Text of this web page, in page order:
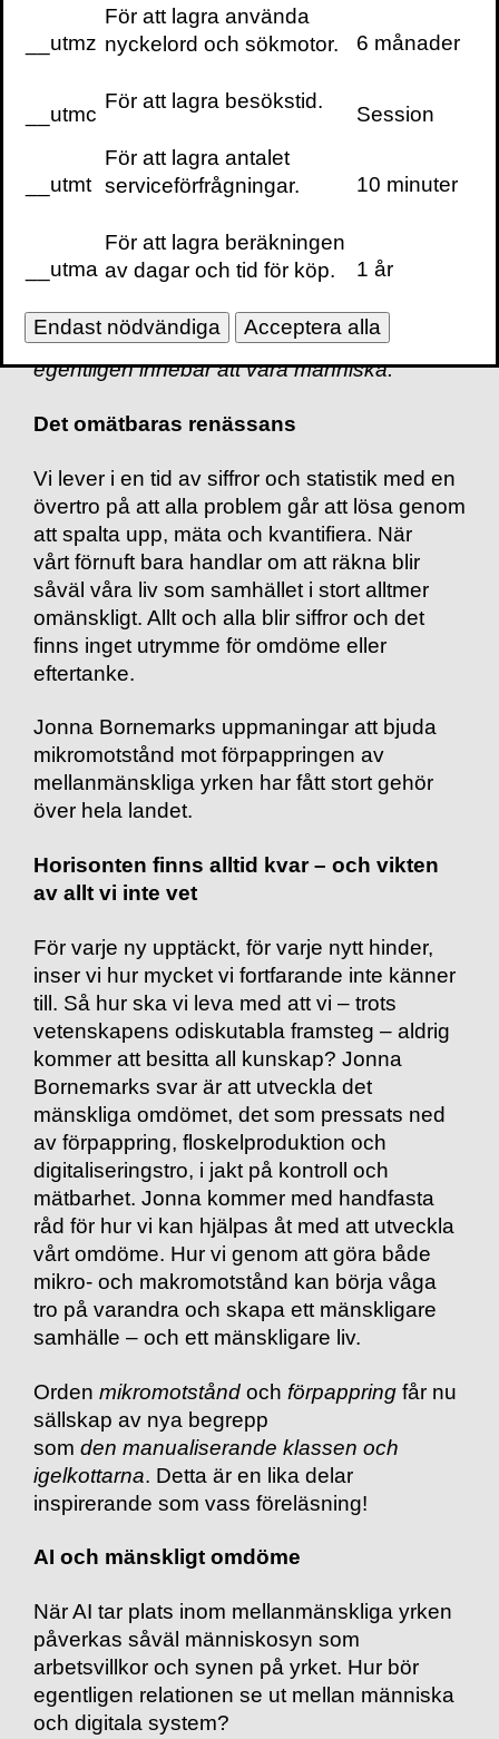
Boka Jonna Bornemarks föreläsningar
Föreläsningar
Vissa upprepar vad andra har sagt och tänkt,
andra formulerar helt nya tankar. Jonna
Bornemark tillhör de senare. Hennes skarpa
formuleringar har gett vår samtid en ny
vokabulär med ord som förpappring,
mikromotstånd, etisk stress och
livsdränering. Hon riktar vår blick mot vad det
egentligen innebär att vara människa.
Det omätbaras renässans
Vi lever i en tid av siffror och statistik med en
övertro på att alla problem går att lösa genom
att spalta upp, mäta och kvantifiera. När
vårt förnuft bara handlar om att räkna blir
såväl våra liv som samhället i stort alltmer
omänskligt. Allt och alla blir siffror och det
finns inget utrymme för omdöme eller
eftertanke.
Jonna Bornemarks uppmaningar att bjuda
mikromotstånd mot förpappringen av
mellanmänskliga yrken har fått stort gehör
över hela landet.
Horisonten finns alltid kvar – och vikten
av allt vi inte vet
För varje ny upptäckt, för varje nytt hinder,
inser vi hur mycket vi fortfarande inte känner
till. Så hur ska vi leva med att vi – trots
vetenskapens odiskutabla framsteg – aldrig
kommer att besitta all kunskap? Jonna
Bornemarks svar är att utveckla det
mänskliga omdömet, det som pressats ned
av förpappring, floskelproduktion och
digitaliseringstro, i jakt på kontroll och
mätbarhet. Jonna kommer med handfasta
råd för hur vi kan hjälpas åt med att utveckla
vårt omdöme. Hur vi genom att göra både
mikro- och makromotstånd kan börja våga
tro på varandra och skapa ett mänskligare
samhälle – och ett mänskligare liv.
Orden mikromotstånd och förpappring får nu
sällskap av nya begrepp
som den manualiserande klassen och
igelkottarna. Detta är en lika delar
inspirerande som vass föreläsning!
AI och mänskligt omdöme
När AI tar plats inom mellanmänskliga yrken
påverkas såväl människosyn som
arbetsvillkor och synen på yrket. Hur bör
egentligen relationen se ut mellan människa
och digitala system?
__utmz
För att lagra använda
nyckelord och sökmotor.
6 månader
__utmc
För att lagra besökstid.
Session
__utmt
För att lagra antalet
serviceförfrågningar.
10 minuter
__utma
För att lagra beräkningen
av dagar och tid för köp.
1 år
Endast nödvändiga Acceptera alla